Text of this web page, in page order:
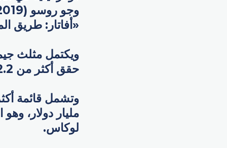
«أفاتار: طريق الماء» (2022) والذي حقق أكثر
ويكتمل مثلث
حقق أكثر من 2.2 مليار دولار.
مليار دولار،
لوكاس.